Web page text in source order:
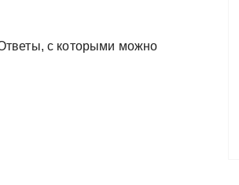
с которыми можно